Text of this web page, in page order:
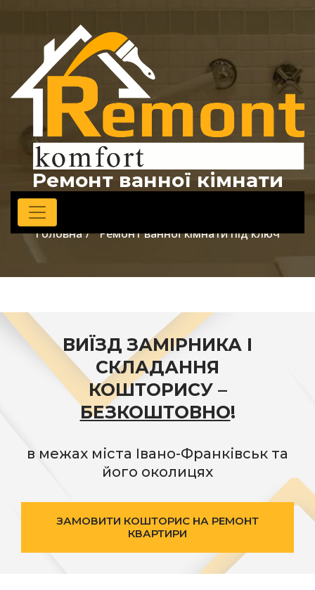
Ремонт ванної кімнати
Головна Ремонт ванної кімнати під ключ
ВИЇЗД ЗАМІРНИКА І
СКЛАДАННЯ
КОШТОРИСУ –
БЕЗКОШТОВНО!
в межах міста Івано-Франківськ та
його околицях
ЗАМОВИТИ КОШТОРИС НА РЕМОНТ
КВАРТИРИ